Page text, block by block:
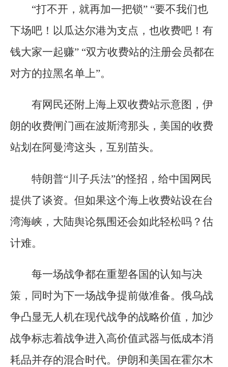
“打不开，就再加一把锁” “要不我们也
下场吧！以瓜达尔港为支点，也收费吧！有
钱大家一起赚” “双方收费站的注册会员都在
对方的拉黑名单上”。
有网民还附上海上双收费站示意图，伊
朗的收费闸门画在波斯湾那头，美国的收费
站划在阿曼湾这头，互别苗头。
特朗普“川子兵法”的怪招，给中国网民
提供了谈资。但如果这个海上收费站设在台
湾海峡，大陆舆论氛围还会如此轻松吗？估
计难。
每一场战争都在重塑各国的认知与决
策，同时为下一场战争提前做准备。俄乌战
争凸显无人机在现代战争的战略价值，加沙
战争标志着战争进入高价值武器与低成本消
耗品并存的混合时代。伊朗和美国在霍尔木